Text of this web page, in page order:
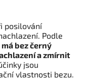
posilování
Podle
má bez černý
a zmírnit
jsou
vlastnosti bezu.